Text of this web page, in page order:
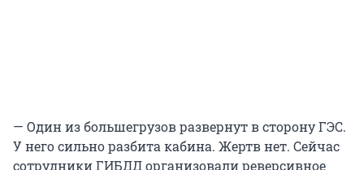
— Один из большегрузов развернут в сторону ГЭС.
У него сильно разбита кабина. Жертв нет. Сейчас
сотрудники ГИБДД организовали реверсивное